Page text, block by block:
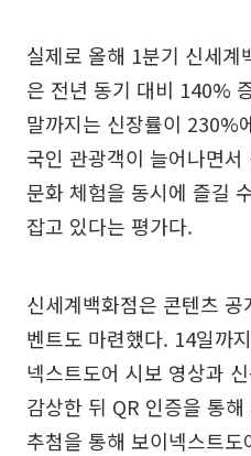
실제로 올해 1분기 신세계
은 전년 동기 대비 140%
말까지는 신장률이 230%
국인 관광객이 늘어나면
문화 체험을 동시에 즐길
잡고 있다는 평가다.
신세계백화점은 콘텐츠
벤트도 마련했다. 14일까
넥스트도어 시보 영상과
감상한 뒤 QR 인증을 통
추첨을 통해 보이넥스트